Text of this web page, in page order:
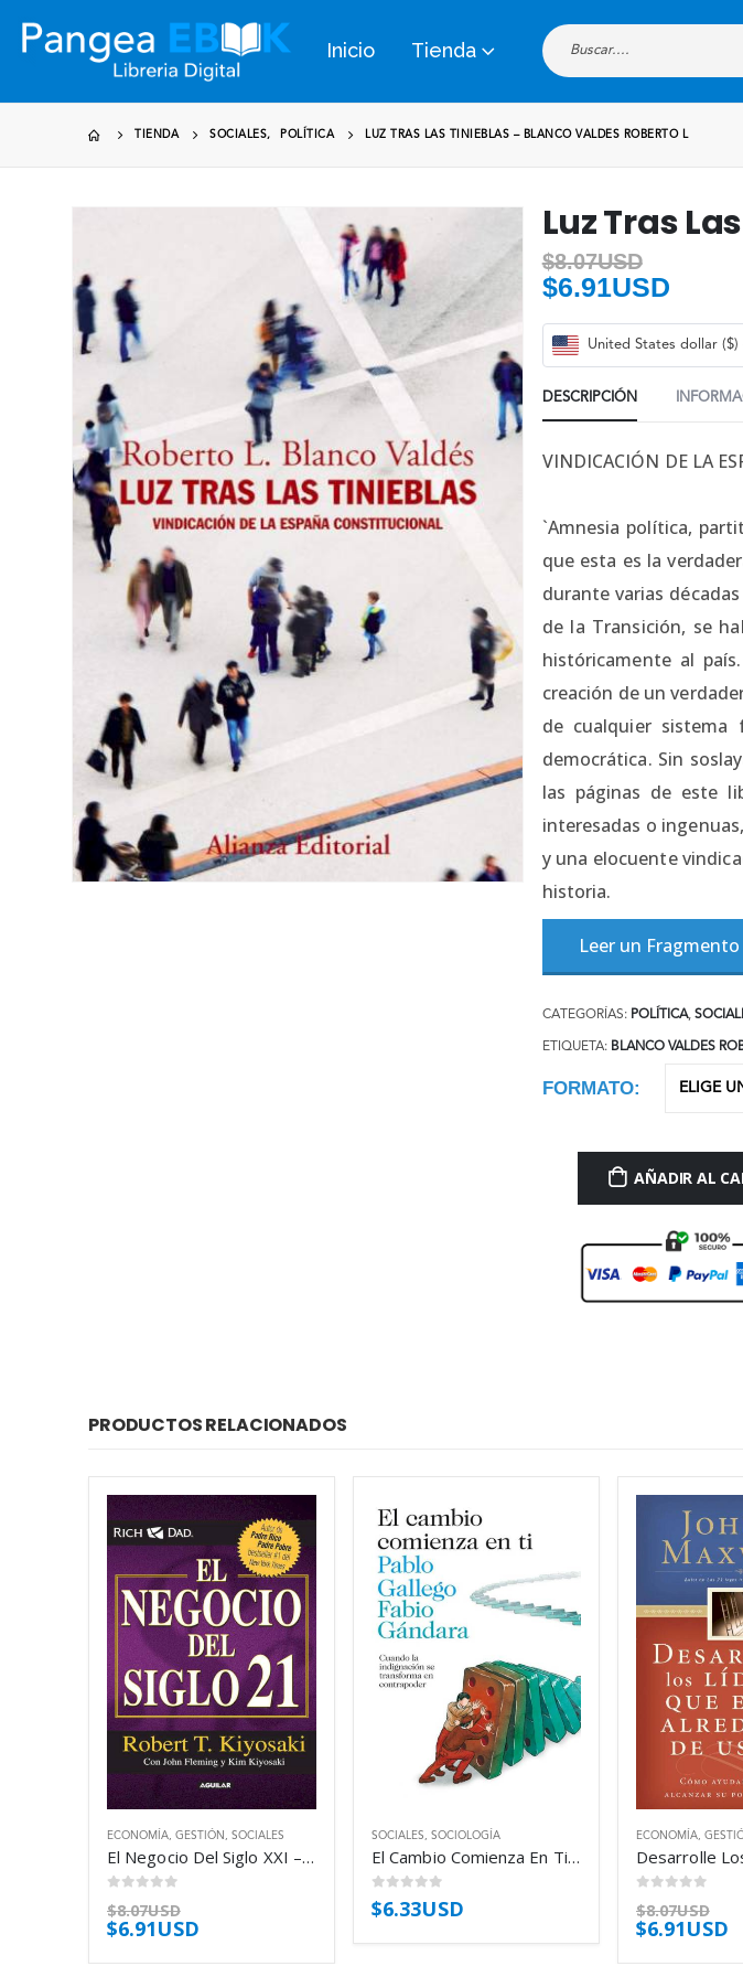
Inicio Tienda
TIENDA SOCIALES, POLÍTICA LUZ TRAS LAS TINIEBLAS – BLANCO VALDES ROBERTO L
Luz Tras
$8.07USD
$6.91USD
United States dollar ($)
DESCRIPCIÓN
VINDICACIÓN DE LA
`Amnesia política,
que esta es la
durante varias
de la Transición, se
históricamente al
creación de un
de cualquier sistema
democrática. Sin
las páginas de este
interesadas o
y una elocuente
historia.
Leer un Fragmento
CATEGORÍAS: POLÍTICA,
ETIQUETA: BLANCO VALDES
FORMATO
AÑADIR AL
PRODUCTOS RELACIONADOS
ECONOMÍA GESTIÓN SOCIALES
El Negocio Del Siglo XXI – Kiyosaki Robert
$8.07USD
$6.91USD
SOCIALES SOCIOLOGÍA
El Cambio Comienza En Ti – Gallego Pablo Y Gandara Fabio
0out of 5
$6.33USD
ECONOMÍA
$8.07USD
$6.91USD